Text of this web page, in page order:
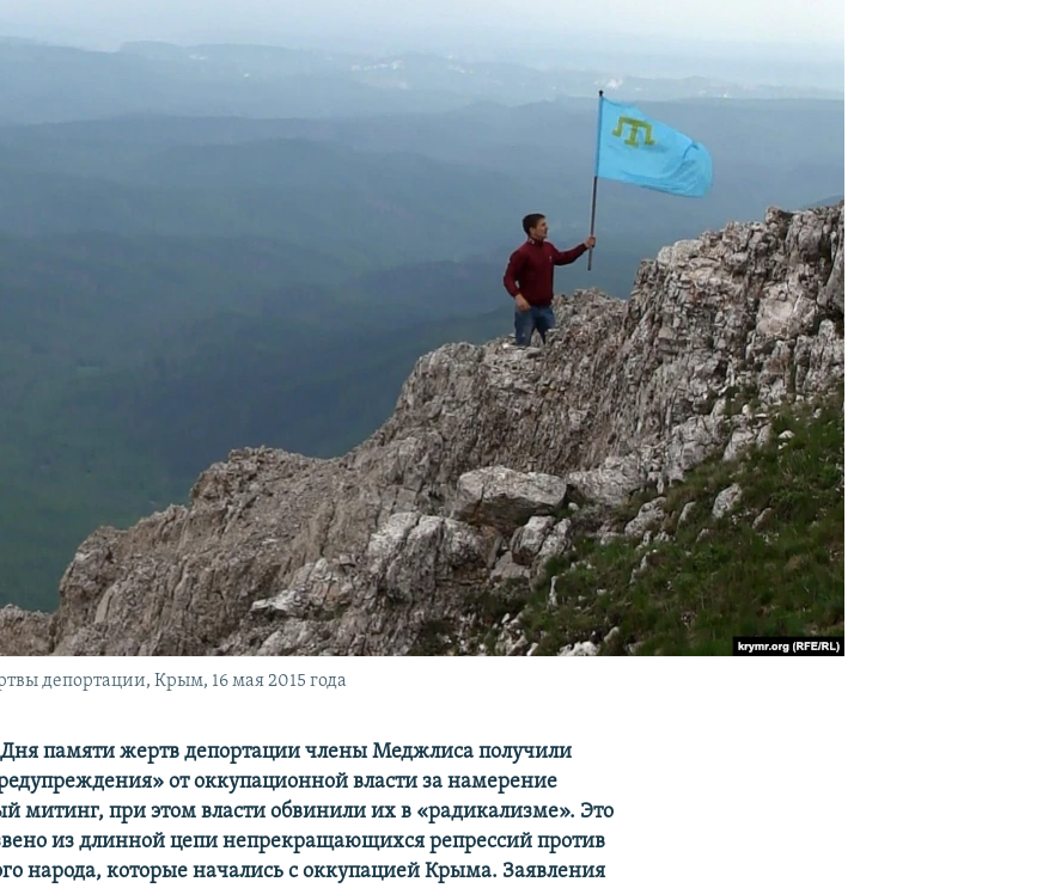
депортации, Крым, 16 мая 2015 года
памяти жертв депортации члены Меджлиса получили
от оккупационной власти за намерение
митинг, при этом власти обвинили их в «радикализме». Это
из длинной цепи непрекращающихся репрессий против
народа, которые начались с оккупацией Крыма. Заявления